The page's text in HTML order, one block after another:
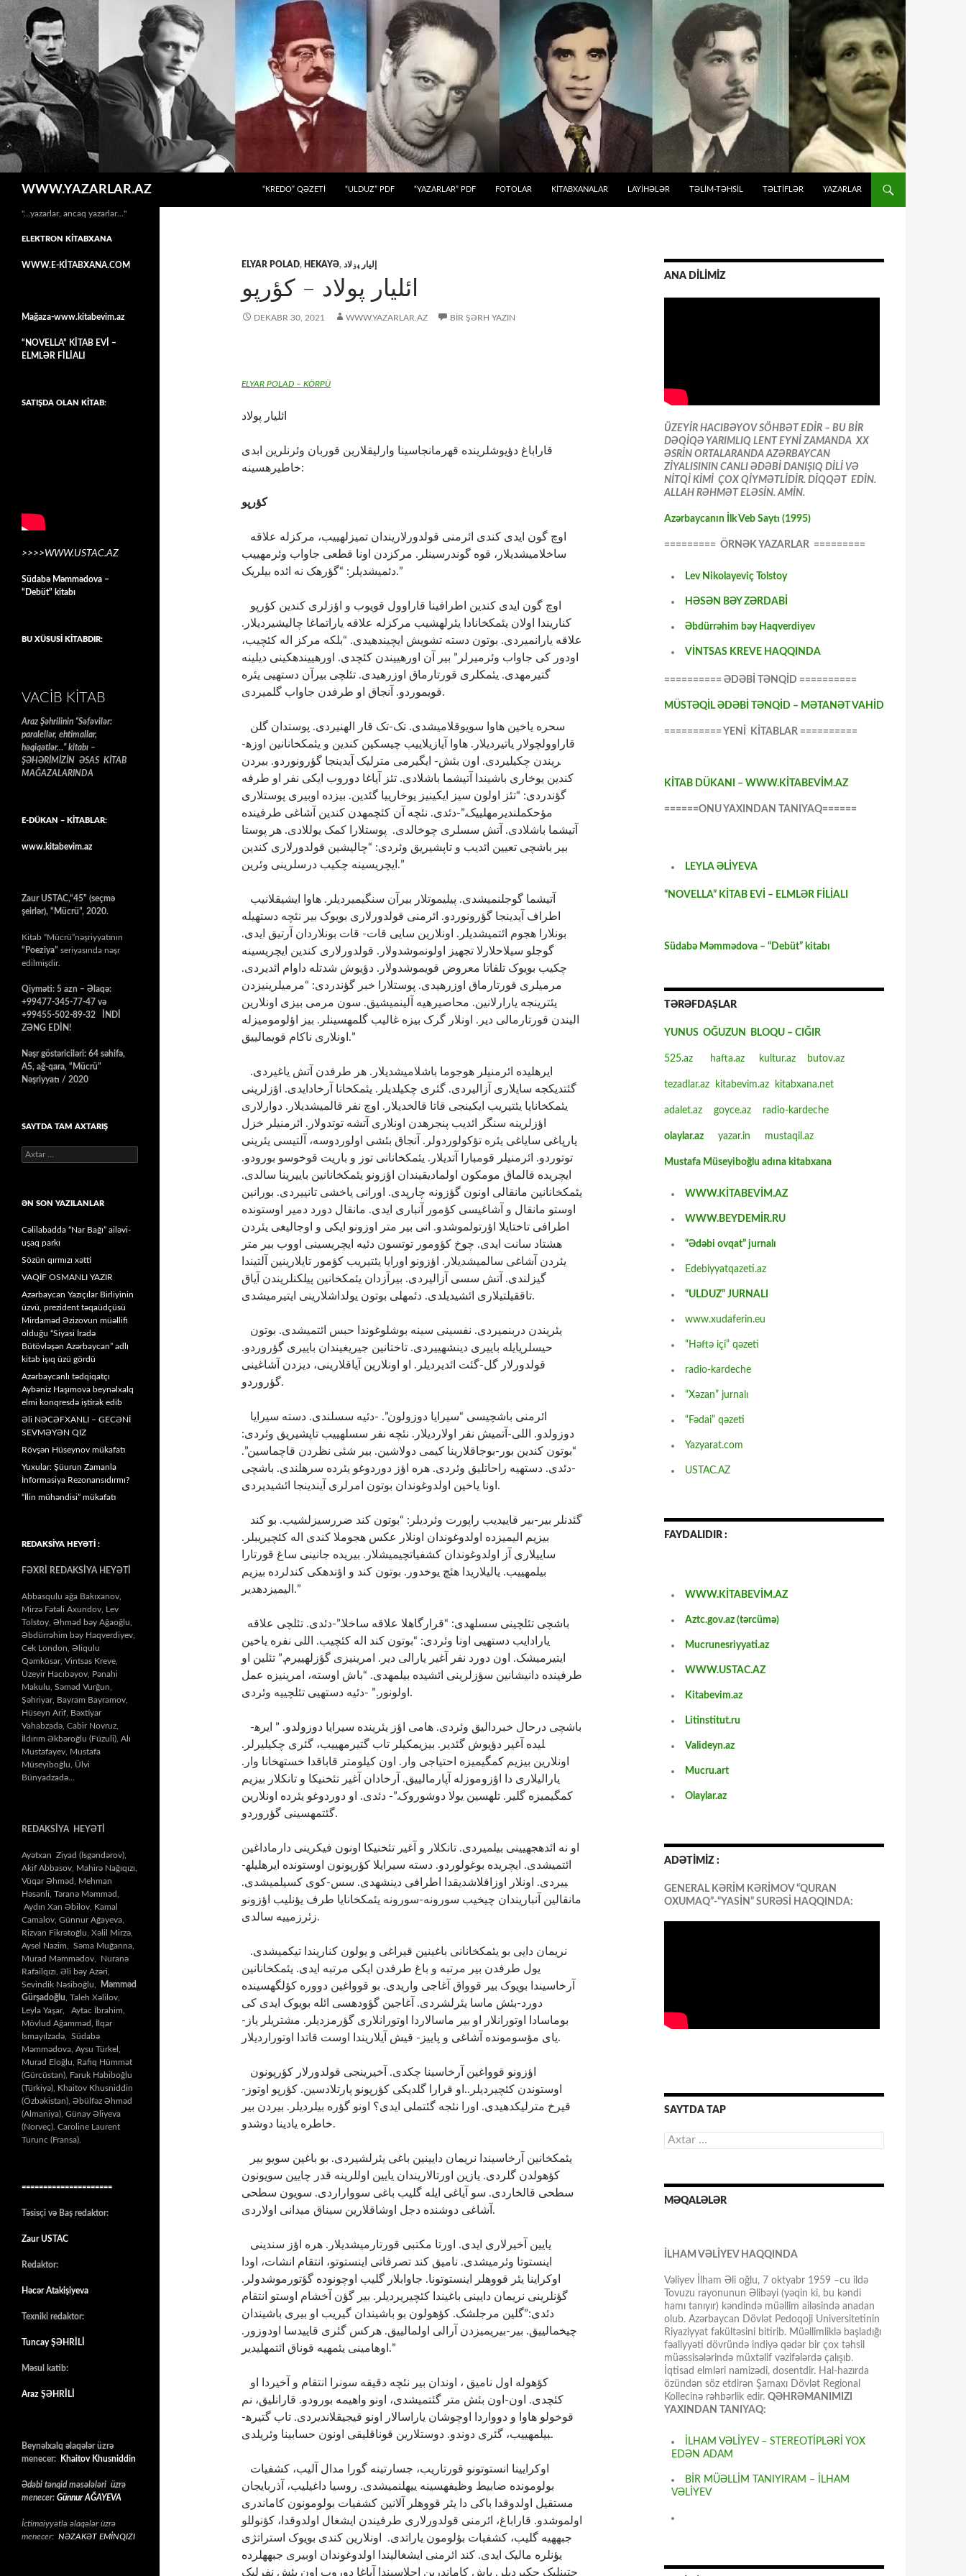
WWW.YAZARLAR.AZ
“KREDO” QƏZETİ
“ULDUZ” PDF “YAZARLAR” PDF FOTOLAR KİTABXANALAR LAYİHƏLƏR TƏLIM-TƏHSIL TƏLTİFLƏR YAZARLAR
ELYAR POLAD, HEKAYƏ, إلیار پۏلاد
ائلیار پولاد – کؤرپو
DEKABR 30, 2021 WWW.YAZARLAR.AZ BIR ŞƏRH YAZIN
ELYAR POLAD – KÖRPÜ
ائلیار پولاد
قاراباغ دؤیوشلرینده قهرمانجاسینا وارلیقلارین قوربان وئرنلرین ابدی
خاطیره­سینه:
کؤرپو
ساخلامیشدیلار، قوه گوندرسینلر. مرکزدن اونا قطعی جاواب وئرمه­ییب
دئمیشدیلر: “گؤره­ک نه ائده بیلریک.”
کناریندا اولان یئمکخانادا یئرله­شیب مرکزله علاقه یاراتماغا چالیشیردیلار.
علاقه یارانمیردی. بوتون دسته تشویش ایچینده­یدی. “بلکه مرکز اله کئچیب،
اودور کی جاواب وئرمیرلر” بیر آن اوره­ییندن کئچدی. اوره­یینده­کینی دیلینه
گتیرمه­دی. یئمکلری قورتارماق اوزره­یدی. تئلچی بیرآن دسته­یی یئره
قویموردو. آنجاق او طرفدن جاواب گلمیردی.
قاراوولچولار یاتیردیلار. هاوا آیازیلاییب چیسکین کندین و یئمکخانانین اوزه­
ریندن چکیلیردی. اون بئش- ایگیرمی مترلیک آیدینجا گؤرونوردو. بیردن
کندین یوخاری باشیندا آتیشما باشلادی. تئز آیاغا دوروب ایکی نفر او طرفه
گؤندردی: “تئز اولون سیز ایکینیز­ یوخارییا گئدین. بیزده اوبیری پوستلاری
مؤحکملندیرمه­لییک.”-دئدی. نئچه آن کئچمه­دن کندین آشاغی طرفینده
آتیشما باشلادی. آتش سسلری چوخالدی. پوستلارا کمک یوللادی. هر پوستا
بیر باشچی تعیین ائدیب و تاپشیریق وئردی: “چالیشین قولدورلاری کندین
ایچریسینه چکیب درسلرینی وئرین.”
اطراف آیدینجا گؤرونوردو. ائرمنی قولدورلاری بویوک بیر نئچه دسته­یله
بونلارا هجوم ائتمیشدیلر. اونلارین سایی قات- قات بونلاردان آرتیق ایدی.
گوجلو سیلاحلارلا تجهیز اولونموشدولار. قولدورلاری کندین ایچریسینه
چکیب بویوک تلفاتا معروض قویموشدولار. دؤیوش شدتله داوام ائدیردی.
مرمیلری قورتارماق اوزره­یدی. پوستلارا خبر گؤندردی: “مرمیلرینیزدن
یئترینجه یارارلانین. محاصیره­یه آلینمیشیق. سون مرمی بیزی اونلارین
الیندن قورتارمالی دیر. اونلار گرک بیزه غالیب گلمه­سینلر. بیز اؤلومومیزله
اونلاری ناکام قویمالییق.”
گئتدیکجه سایلاری آزالیردی. گئری چکیلدیلر. یئمکخانا آرخادایدی. اؤزلرینی
یئمکخانایا یئتیریب ایکینجی قاتا قالخدیلار. اوچ نفر قالمیشدیلار. دوارلاری
اؤزلرینه سنگر ائدیب پنجره­دن اونلاری آتشه توتدولار. ائرمنیلر خزل
یارپاغی سایاغی یئره تؤکولوردولر. آنجاق بئشی اولوردوسه، آلتیسی یئرینی
توتوردو. ائرمنیلر قومبارا آتدیلار. یئمکخانانی توز و باریت قوخوسو بورودو.
ایچریده قالماق مومکون اولمادیقیندان اؤزونو یئمکخانانین باییرینا سالدی.
یئمکخانانین مانقالی اونون گؤزونه چارپدی. اورانی یاخشی تانییردی. بورانین
اوستو مانقال و آشاغیسی کؤمور آنباری ایدی. مانقال دورد دمیر اوستونده
اطرافی تاختایلا اؤرتولموشدو. انی بیر متر اوزونو ایکی و اوجالیغی یئردن
هشتاد سانت ایدی. چوخ کؤومور توتسون دئیه ایچریسینی اووب بیر متر
یئردن آشاغی سالمیشدیلار. اؤزونو اورایا یئتیریب کؤمور تایلارینین آلتیندا
گیزلندی. آتش سسی آزالیردی. بیرآزدان یئمکخانین پیلکنلریندن آیاق
تاققیلتیلاری ائشیدیلدی. دئمه­لی بوتون یولداشلارینی ایتیرمیشدی.
حیسلری­ایله باییری دینشه­ییردی. تاختانین جیریغیندان باییری گؤروردو.
قولدورلار گل-گئت ائدیردیلر. او اونلارین آیاقلارینی، دیزدن آشاغی­نی
گؤروردو.
دوزولدو. اللی-آتمیش نفر اولاردیلار. نئچه نفر سسله­ییب تاپشیریق وئردی:
“بوتون کندین بور-بوجاقلارینا کیمی دولاشین. بیر شئی نظردن قاچماسین”.
-دئدی. دسته­یه راحاتلیق وئردی. هره اؤز دوردوغو یئرده سره­لندی. باشچی
اونا یاخین اولدوغوندان بوتون امرلری آیندینجا ائشیدیردی.
بیزیم الیمیزده اولدوغوندان اونلار عکس هجوملا کندی اله کئچیریبلر.
ساییلاری آز اولدوغوندان کشفیاتچیمیشلار. بیریده جانینی ساغ قورتارا
بیلمه­ییب. یالیلاری­دا هئچ یوخدور. بوتون کند و اؤنده­کی کندلرده بیزیم
الیمیزده­دیر.”
یارادایب دسته­یی اونا وئردی: “بوتون کند اله کئچیب. اللی نفره یاخین
ایتیرمیشک. اون دورد نفر آغیر یارالی دیر. امرینیزی گؤزله­ییرم.” تئلین او
طرفینده دانیشانین سؤزلرینی ائشیده بیلمه­دی. “باش اوسته، امرینیزه عمل
اولونور.” -دئیه دسته­یی تئلچی­یه وئردی.
لی­ده آغیر دؤیوش گئدیر. بیزیمکیلر تاب گتیرمه­ییب، گئری چکیلیرلر.
اونلارین بیزیم کمگیمیزه احتیاجی وار. اون کیلومتر قاباقدا خسته­خانا وار.
یارالیلاری دا اؤزوموزله آپارمالییق. آرخادان آغیر تئخنیکا و تانکلار بیزیم
کمگیمیزه گلیر. تله­سین یولا دوشوروک.”- دئدی. او دوردوغو یئرده اونلارین
گئتمه­سینی گؤروردو.
او نه ائده­جه­یینی بیلمیردی. تانکلار و آغیر تئخنیکا اونون فیکرینی دارماداغین
ائتمیشدی. ایچریده بوغولوردو. دسته سیرایلا کؤرپونون اوستونده ایره­لی­له­
ییردی. اونلار اوزاقلاشدیقدا اطرافی دینشه­دی. سس-کوی کسیلمیشدی.
مانقالین آنباریندان چیخیب سورونه-سورونه یئمکخانایا طرف یؤنلیب اؤزونو
زئرزمی­یه سالدی.
یول طرفدن بیر مرتبه و باغ طرفدن ایکی مرتبه ایدی. یئمکخانانین
آرخاسیندا بویوک بیر قوواق آغاجی واریدی. بو قوواغین دووره کؤلگه­سینده
دورد-بئش ماسا یئرلشردی. آغاجین گؤوده­سی ائله بویوک ایدی کی
بوماسادا اوتورانلار او بیر ماسالاردا اوتورانلاری گؤرمزدیلر. مشتریلر یاز-
یای مؤسومونده آشاغی و پاییز- قیش آیلاریندا اوست قاتدا اوتوراردیلار.
اوستوندن کئچیردیلر..او قرارا گلدیکی کؤرپونو پارتلادسین. کؤرپو اوتوز-
قیرخ مترلیکده­یدی. اورا نئجه گئتملی ایدی؟ اونو گؤره بیلردیلر. بیردن بیر
خاطره یادینا دوشدو.
کؤهولدن گلردی. یازین اورتالاریندان یایین اوللرینه قدر چایین سویونون
سطحی قالخاردی. سو آیاغی ایله گلیب باغی سوواراردی. سویون سطحی
آشاغی دوشنده دجل اوشاقلارین سیناق میدانی اولاردی.
اینستوتا وئرمیشدی. نامیق کند تصرفاتی اینستوتو، انتقام انشات، اودا
اوکراینا یئر قووه­لر اینستوتونا. جاوابلار گلیب اوچونوده گؤتورموشدولر.
گؤنلرینی نریمان دایی­نی باغیندا کئچیریردیلر. بیر گؤن آخشام اوستو انتقام
دئدی:”گلین مرجلشک. کؤهولون بو باشیندان گیریب او بیری باشیندان
چیخمالییق. بیر-بیریمیزدن آرالی اولمالییق. هرکس گئری قاییدسا اودوزور.
اوهامینی یئمه­یه قوناق ائتمه­لی­دیر.”
کئچدی. اون-اون بئش متر گئتمیشدی، اونو واهیمه بورودو. قارانلیق، نم
قوخولو هاوا و دوواردا اوچوشان یاراسالار اونو قیجیقلاندیردی. تاب گتیره­
بیلمه­ییب، گئری دوندو. دوستلارین قوناقلیقی اونون حسابینا وئریلدی.
بولومونده ضابیط وظیفه­سینه ییه­لنمیشدی. روسیا داغیلیب، آذربایجان
مستقیل اولدوقدا باکی دا یئر قووه­لر آلانین کشفیات بولومونون کاماندری
اولموشدو. قاراباغ، ائرمنی قولدورلاری طرفیندن ایشغال اولدوقدا، کؤنوللو
جبهه­یه گلیب، کشفیات بؤلومون یاراتدی. اونلارین کندی بویوک استراتژی
یؤنلره مالیک ایدی. کند ائرمنی ایشغالیندا اولدوغوندان اوبیری جبهه­لرده
چتینلیک چکیردیلر. باش کاماندرین اجلاسیندا آیاغا دوروب اون بئش نفرلیک
ANA DİLİMİZ
ÜZEYİR HACIBƏYOV SÖHBƏT EDİR – BU BİR
DƏQİQƏ YARIMLIQ LENT EYNİ ZAMANDA XX
ƏSRİN ORTALARANDA AZƏRBAYCAN
ZİYALISININ CANLI ƏDƏBİ DANIŞIQ DİLİ VƏ
NİTQİ KİMİ ÇOX QİYMƏTLİDİR. DİQQƏT EDİN.
ALLAH RƏHMƏT ELƏSİN. AMİN.
Azərbaycanın İlk Veb Saytı (1995)
========= ÖRNƏK YAZARLAR =========
Lev Nikolayeviç Tolstoy
HƏSƏN BƏY ZƏRDABİ
Əbdürrəhim bəy Haqverdiyev
VİNTSAS KREVE HAQQINDA
========== ƏDƏBİ TƏNQİD ==========
MÜSTƏQİL ƏDƏBİ TƏNQİD – MƏTANƏT VAHİD
========== YENİ KİTABLAR ==========
KİTAB DÜKANI – WWW.KİTABEVİM.AZ
======ONU YAXINDAN TANIYAQ======
LEYLA ƏLİYEVA
“NOVELLA” KİTAB EVİ – ELMLƏR FİLİALI
Südabə Məmmədova – “Debüt” kitabı
TƏRƏFDAŞLAR
YUNUS OĞUZUN BLOQU – CIĞIR
525.az hafta.az kultur.az butov.az
tezadlar.az kitabevim.az kitabxana.net
adalet.az goyce.az radio-kardeche
olaylar.az yazar.in mustaqil.az
Mustafa Müseyiboğlu adına kitabxana
WWW.KİTABEVİM.AZ
WWW.BEYDEMİR.RU
“Ədəbi ovqat” jurnalı
Edebiyyatqazeti.az
“ULDUZ” JURNALI
www.xudaferin.eu
“Həftə içi” qəzeti
radio-kardeche
“Xəzan” jurnalı
“Fədai” qəzeti
Yazyarat.com
USTAC.AZ
FAYDALIDIR :
WWW.KİTABEVİM.AZ
Aztc.gov.az (tərcümə)
Mucrunesriyyati.az
WWW.USTAC.AZ
Kitabevim.az
Litinstitut.ru
Valideyn.az
Mucru.art
Olaylar.az
ADƏTİMİZ :
GENERAL KƏRİM KƏRİMOV “QURAN
OXUMAQ”-“YASİN” SURƏSİ HAQQINDA:
SAYTDA TAP
Axtarış:
MƏQALƏLƏR
İLHAM VƏLİYEV HAQQINDA
Vəliyev İlham Əli oğlu, 7 oktyabr 1959 –cu ildə
Tovuzu rayonunun Əlibəyi (yəqin ki, bu kəndi
hamı tanıyır) kəndində müəllim ailəsində anadan
olub. Azərbaycan Dövlət Pedoqoji Universitetinin
Riyaziyyat fakültəsini bitirib. Müəllimliklə başladığı
fəaliyyəti dövründə indiyə qədər bir çox təhsil
müəssisələrində müxtəlif vəzifələrdə çalışıb.
İqtisad elmləri namizədi, dosentdir. Hal-hazırda
özündən söz etdirən Şamaxı Dövlət Regional
Kollecinə rəhbərlik edir. QƏHRƏMANIMIZI
YAXINDAN TANIYAQ:
İLHAM VƏLİYEV – STEREOTİPLƏRİ YOX
EDƏN ADAM
BİR MÜƏLLİM TANIYIRAM – İLHAM
VƏLİYEV
"…yazarlar, ancaq yazarlar…"
ELEKTRON KİTABXANA
WWW.E-KİTABXANA.COM
Mağaza-www.kitabevim.az
“NOVELLA” KİTAB EVİ –
ELMLƏR FİLİALI
SATIŞDA OLAN KİTAB:
>>>>WWW.USTAC.AZ
Südabə Məmmədova –
“Debüt” kitabı
BU XÜSUSİ KİTABDIR:
VACIB KITAB
Araz Şəhrilinin “Səfəvilər:
paralellər, ehtimallar,
həqiqətlər…” kitabı –
ŞƏHƏRİMİZİN ƏSAS KİTAB
MAĞAZALARINDA
E-DÜKAN – KİTABLAR:
www.kitabevim.az
Zaur USTAC,“45” (seçmə
şeirlər), “Mücrü”, 2020.
Kitab “Mücrü”nəşriyyatının
“Poeziya” seriyasında nəşr
edilmişdir.
Qiyməti: 5 azn – Əlaqə:
+99477-345-77-47 və
+99455-502-89-32 İNDİ
ZƏNG EDİN!
Nəşr göstəriciləri: 64 səhifə,
A5, ağ-qara, “Mücrü”
Nəşriyyatı / 2020
SAYTDA TAM AXTARIŞ
Axtarış:
ƏN SON YAZILANLAR
Cəlilabadda “Nar Bağı” ailəvi-
uşaq parkı
Sözün qırmızı xətti
VAQİF OSMANLI YAZIR
Azərbaycan Yazıçılar Birliyinin
üzvü, prezident təqaüdçüsü
Mirdaməd Əzizovun müəllifi
olduğu “Siyasi İradə
Bütövləşən Azərbaycan” adlı
kitab işıq üzü gördü
Azərbaycanlı tədqiqatçı
Aybəniz Haşımova beynəlxalq
elmi konqresdə iştirak edib
Əli NƏCƏFXANLI – GECƏNİ
SEVMƏYƏN QIZ
Rövşən Hüseynov mükafatı
Yuxular: Şüurun Zamanla
İnformasiya Rezonansıdırmı?
“İlin mühəndisi” mükafatı
REDAKSİYA HEYƏTİ :
FƏXRİ REDAKSİYA HEYƏTİ
Abbasqulu ağa Bakıxanov,
Mirzə Fətəli Axundov, Lev
Tolstoy, Əhməd bəy Ağaoğlu,
Əbdürrəhim bəy Haqverdiyev,
Cek London, Əliqulu
Qəmküsar, Vintsas Kreve,
Üzeyir Hacıbəyov, Pənahi
Makulu, Səməd Vurğun,
Şəhriyar, Bayram Bayramov,
Hüseyn Arif, Bəxtiyar
Vahabzadə, Cabir Novruz,
İldırım Əkbəroğlu (Füzuli), Alı
Mustafayev, Mustafa
Müseyiboğlu, Ülvi
Bünyadzadə…
REDAKSİYA HEYƏTİ
Ayətxan Ziyad (İsgəndərov),
Akif Abbasov, Mahirə Nağıqızı,
Vüqar Əhməd, Mehman
Həsənli, Təranə Məmməd,
Aydın Xan Əbilov, Kamal
Camalov, Günnur Ağayeva,
Rizvan Fikrətoğlu, Xəlil Mirzə,
Aysel Nazim, Səma Muğanna,
Murad Məmmədov, Nuranə
Rafailqızı, Əli bəy Azəri,
Sevindik Nəsiboğlu,
Məmməd
Gürşadoğlu , Taleh Xəlilov,
Leyla Yaşar, Aytac İbrahim,
Mövlud Ağamməd, İlqar
İsmayılzadə, Südabə
Məmmədova, Aysu Türkel,
Murad Eloğlu, Rafiq Hümmət
(Gürcüstan), Faruk Habiboğlu
(Türkiyə), Khaitov Khusniddin
(Özbəkistan), Əbülfəz Əhməd
(Almaniya), Günay Əliyeva
(Norveç). Caroline Laurent
Turunc (Fransa).
=====================
Təsisçi və Baş redaktor:
Zaur USTAC
Redaktor:
Həcər Atakişiyeva
Texniki redaktor:
Tuncay ŞƏHRİLİ
Məsul katib:
Araz ŞƏHRİLİ
Beynəlxalq əlaqələr üzrə
menecer:
Khaitov Khusniddin
Ədəbi tənqid məsələləri üzrə
menecer: Günnur AĞAYEVA
İctimaiyyətlə əlaqələr üzrə
menecer: NƏZAKƏT EMİNQIZI